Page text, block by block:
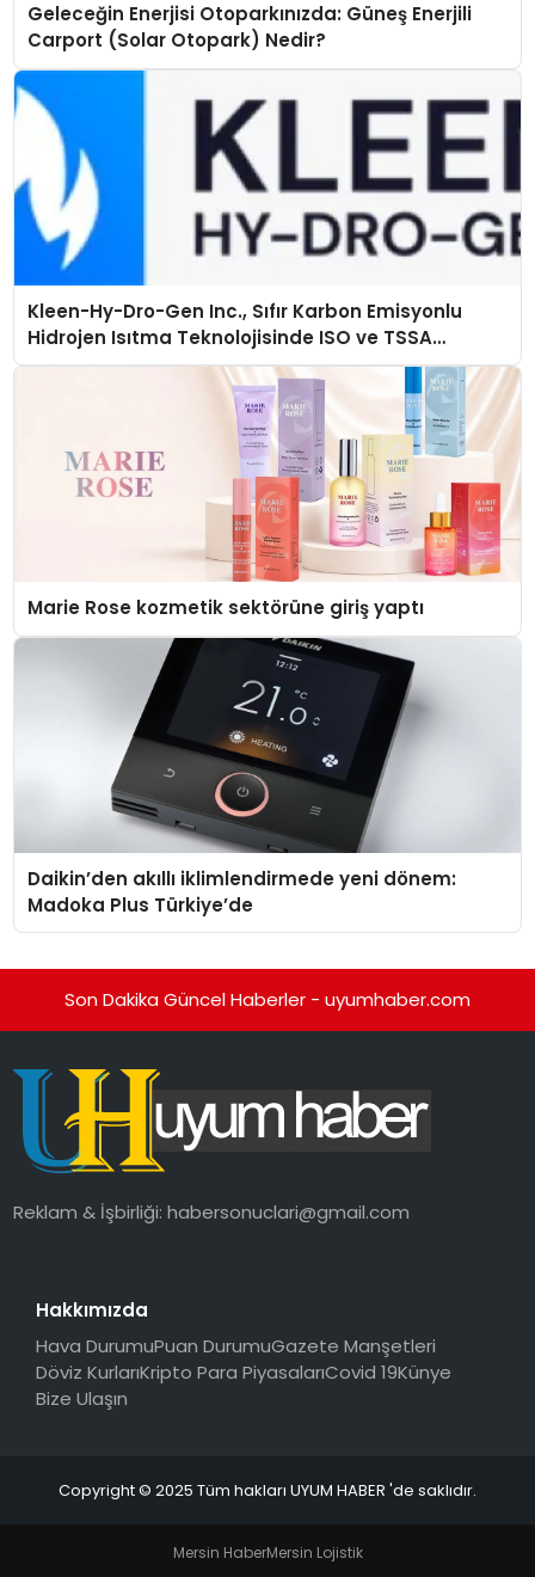
Geleceğin Enerjisi Otoparkınızda: Güneş Enerjili
Carport (Solar Otopark) Nedir?
Kleen-Hy-Dro-Gen Inc., Sıfır Karbon Emisyonlu
Hidrojen Isıtma Teknolojisinde ISO ve TSSA
Düzenleyici Onaylarını Aldı
Marie Rose kozmetik sektörüne giriş yaptı
Daikin’den akıllı iklimlendirmede yeni dönem:
Madoka Plus Türkiye’de
Son Dakika Güncel Haberler - uyumhaber.com
Reklam & İşbirliği:habersonuclari@gmail.com
Hakkımızda
Hava DurumuPuan DurumuGazete Manşetleri
Döviz KurlarıKripto Para PiyasalarıCovid 19Künye
Bize Ulaşın
Copyright © 2025 Tüm hakları UYUM HABER 'de saklıdır.
Mersin HaberMersin Lojistik